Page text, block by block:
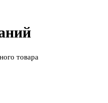
товара